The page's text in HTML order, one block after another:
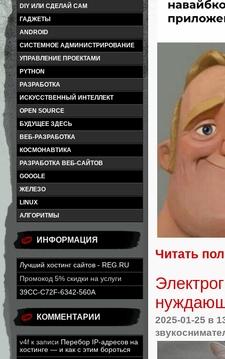
DIY ИЛИ СДЕЛАЙ САМ
ГАДЖЕТЫ
ANDROID
СИСТЕМНОЕ АДМИНИСТРИРОВАНИЕ
УПРАВЛЕНИЕ ПРОЕКТАМИ
PYTHON
РАЗРАБОТКА
ИСКУССТВЕННЫЙ ИНТЕЛЛЕКТ
OPEN SOURCE
БУДУЩЕЕ ЗДЕСЬ
ВЕБ-РАЗРАБОТКА
КОСМОНАВТИКА
РАЗРАБОТКА ВЕБ-САЙТОВ
GOOGLE
ЖЕЛЕЗО
LINUX
АЛГОРИТМЫ
ИНФОРМАЦИЯ
Лучший хостинг сайтов - REG.RU
Промокод 5% скидки на услуги
39CC-C72F-6342-560A
КОММЕНТАРИИ
v4f к записи Перебор IP-адресов на
хостинге — и как с этим бороться
Читать
2025-01-25 в